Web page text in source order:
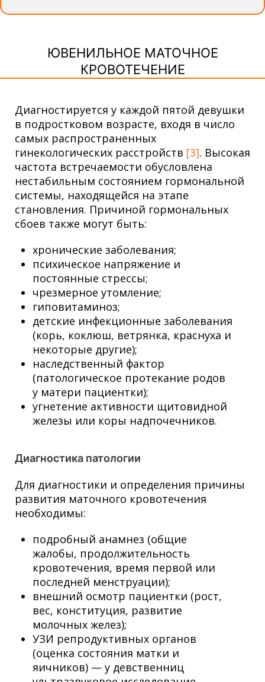
ЮВЕНИЛЬНОЕ МАТОЧНОЕ
КРОВОТЕЧЕНИЕ
Диагностируется у каждой пятой девушки
в подростковом возрасте, входя в число
самых распространенных
гинекологических расстройств [3]. Высокая
частота встречаемости обусловлена
нестабильным состоянием гормональной
системы, находящейся на этапе
становления. Причиной гормональных
сбоев также могут быть:
хронические заболевания;
психическое напряжение и
постоянные стрессы;
чрезмерное утомление;
гиповитаминоз;
детские инфекционные заболевания
(корь, коклюш, ветрянка, краснуха и
некоторые другие);
наследственный фактор
(патологическое протекание родов
у матери пациентки);
угнетение активности щитовидной
железы или коры надпочечников.
Диагностика патологии
Для диагностики и определения причины
развития маточного кровотечения
необходимы:
подробный анамнез (общие
жалобы, продолжительность
кровотечения, время первой или
последней менструации);
внешний осмотр пациентки (рост,
вес, конституция, развитие
молочных желез);
УЗИ репродуктивных органов
(оценка состояния матки и
яичников) — у девственниц